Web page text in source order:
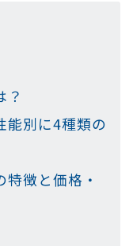
？
能別に4種類の
徴と価格・